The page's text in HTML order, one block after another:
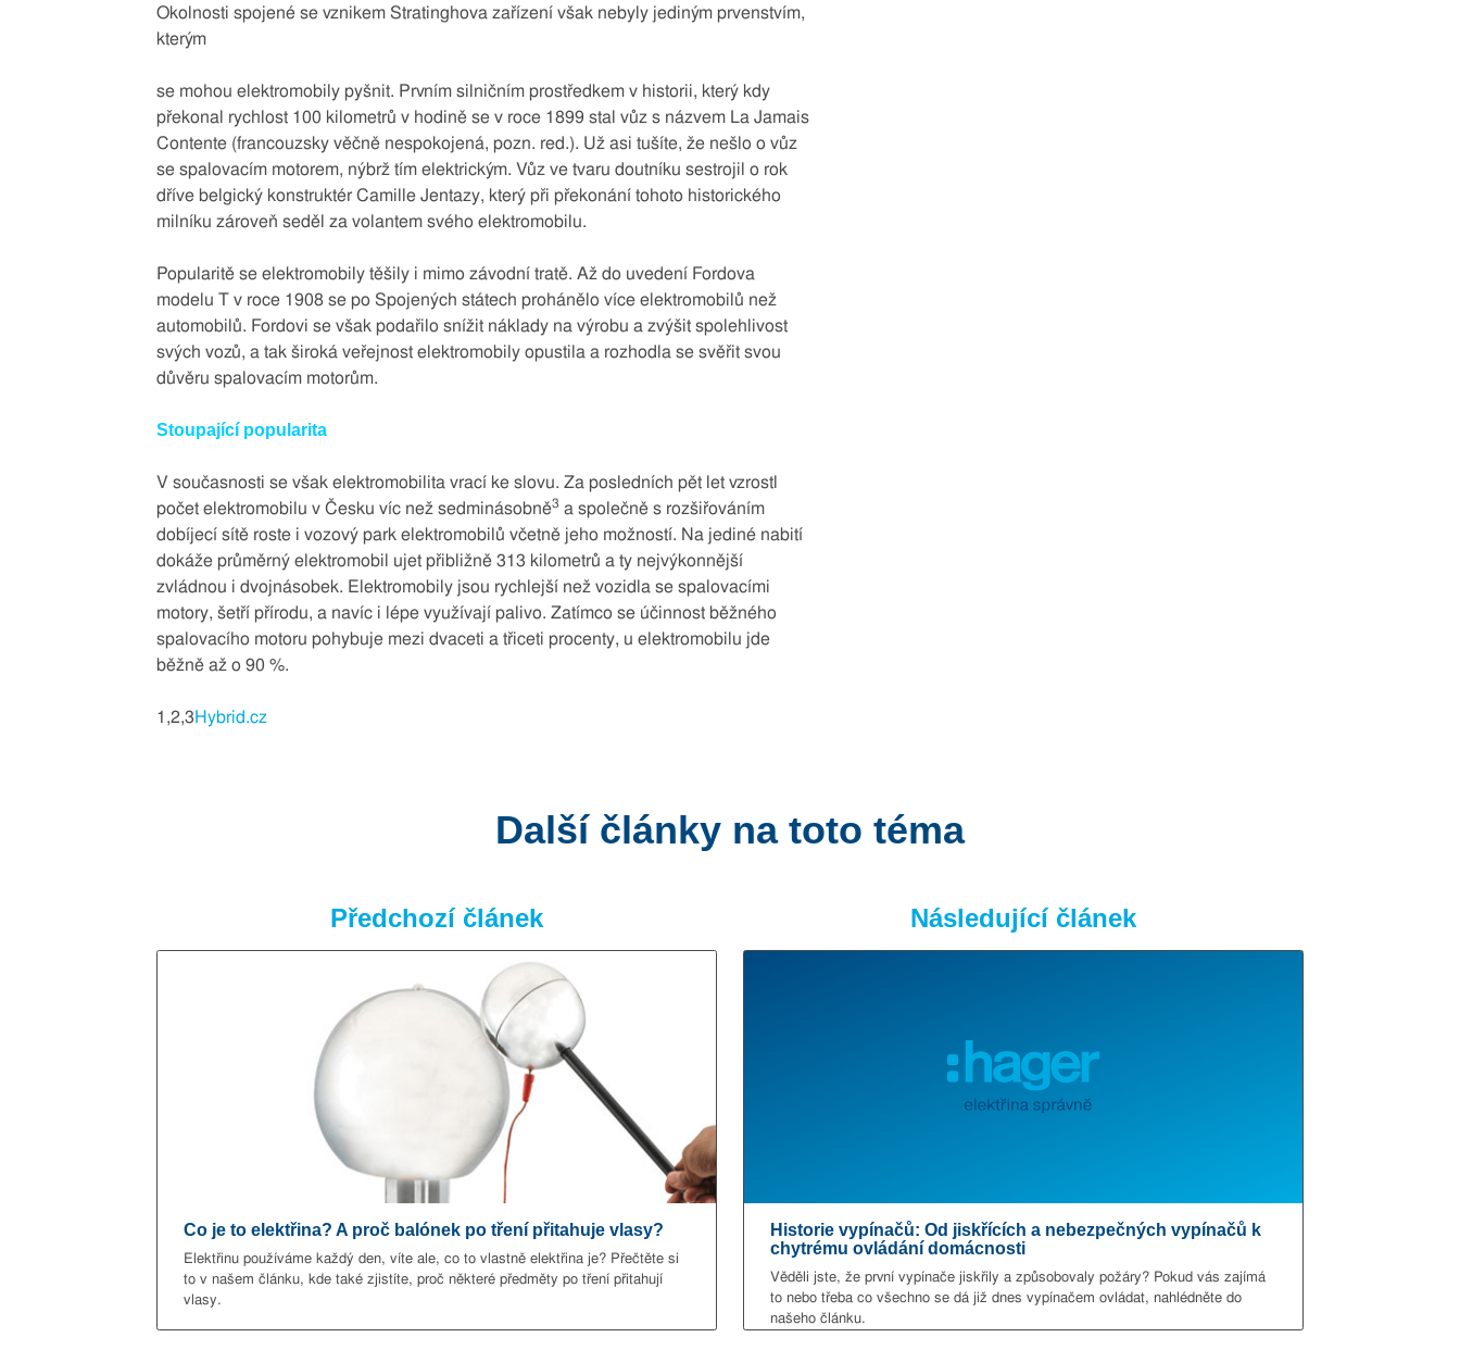
Okolnosti spojené se vznikem Stratinghova zařízení však nebyly jediným prvenstvím,
kterým
se mohou elektromobily pyšnit. Prvním silničním prostředkem v historii, který kdy
překonal rychlost 100 kilometrů v hodině se v roce 1899 stal vůz s názvem La Jamais
Contente (francouzsky věčně nespokojená, pozn. red.). Už asi tušíte, že nešlo o vůz
se spalovacím motorem, nýbrž tím elektrickým. Vůz ve tvaru doutníku sestrojil o rok
dříve belgický konstruktér Camille Jentazy, který při překonání tohoto historického
milníku zároveň seděl za volantem svého elektromobilu.
Popularitě se elektromobily těšily i mimo závodní tratě. Až do uvedení Fordova
modelu T v roce 1908 se po Spojených státech prohánělo více elektromobilů než
automobilů. Fordovi se však podařilo snížit náklady na výrobu a zvýšit spolehlivost
svých vozů, a tak široká veřejnost elektromobily opustila a rozhodla se svěřit svou
důvěru spalovacím motorům.
Stoupající popularita
V současnosti se však elektromobilita vrací ke slovu. Za posledních pět let vzrostl
počet elektromobilu v Česku víc než sedminásobně3 a společně s rozšiřováním
dobíjecí sítě roste i vozový park elektromobilů včetně jeho možností. Na jediné nabití
dokáže průměrný elektromobil ujet přibližně 313 kilometrů a ty nejvýkonnější
zvládnou i dvojnásobek. Elektromobily jsou rychlejší než vozidla se spalovacími
motory, šetří přírodu, a navíc i lépe využívají palivo. Zatímco se účinnost běžného
spalovacího motoru pohybuje mezi dvaceti a třiceti procenty, u elektromobilu jde
běžně až o 90 %.
1,2,3Hybrid.cz
Další články na toto téma
Předchozí článek
Co je to elektřina? A proč balónek po tření přitahuje vlasy?
Elektřinu používáme každý den, víte ale, co to vlastně elektřina je? Přečtěte si
to v našem článku, kde také zjistíte, proč některé předměty po tření přitahují
vlasy.
Následující článek
Historie vypínačů: Od jiskřících a nebezpečných vypínačů k
chytrému ovládání domácnosti
Věděli jste, že první vypínače jiskřily a způsobovaly požáry? Pokud vás zajímá
to nebo třeba co všechno se dá již dnes vypínačem ovládat, nahlédněte do
našeho článku.